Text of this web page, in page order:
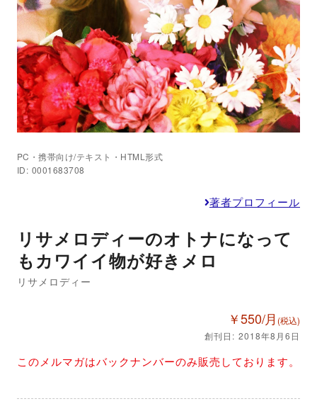
PC・携帯向け/テキスト・HTML形式
ID: 0001683708
著者プロフィール
リサメロディーのオトナになって
もカワイイ物が好きメロ
リサメロディー
￥550/月 (税込)
創刊日: 2018年8月6日
このメルマガはバックナンバーのみ販売しております。